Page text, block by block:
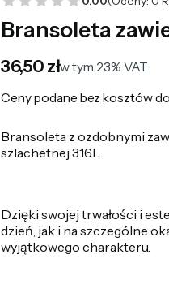
Bransoleta
Cena
36,50 złw tym 23% VAT
w tym 23% VAT
Ceny podane bez kosztów
Bransoleta z ozdobnymi
szlachetnej 316L.
Dzięki swojej trwałości i
dzień, jak i na szczególne
wyjątkowego charakteru.